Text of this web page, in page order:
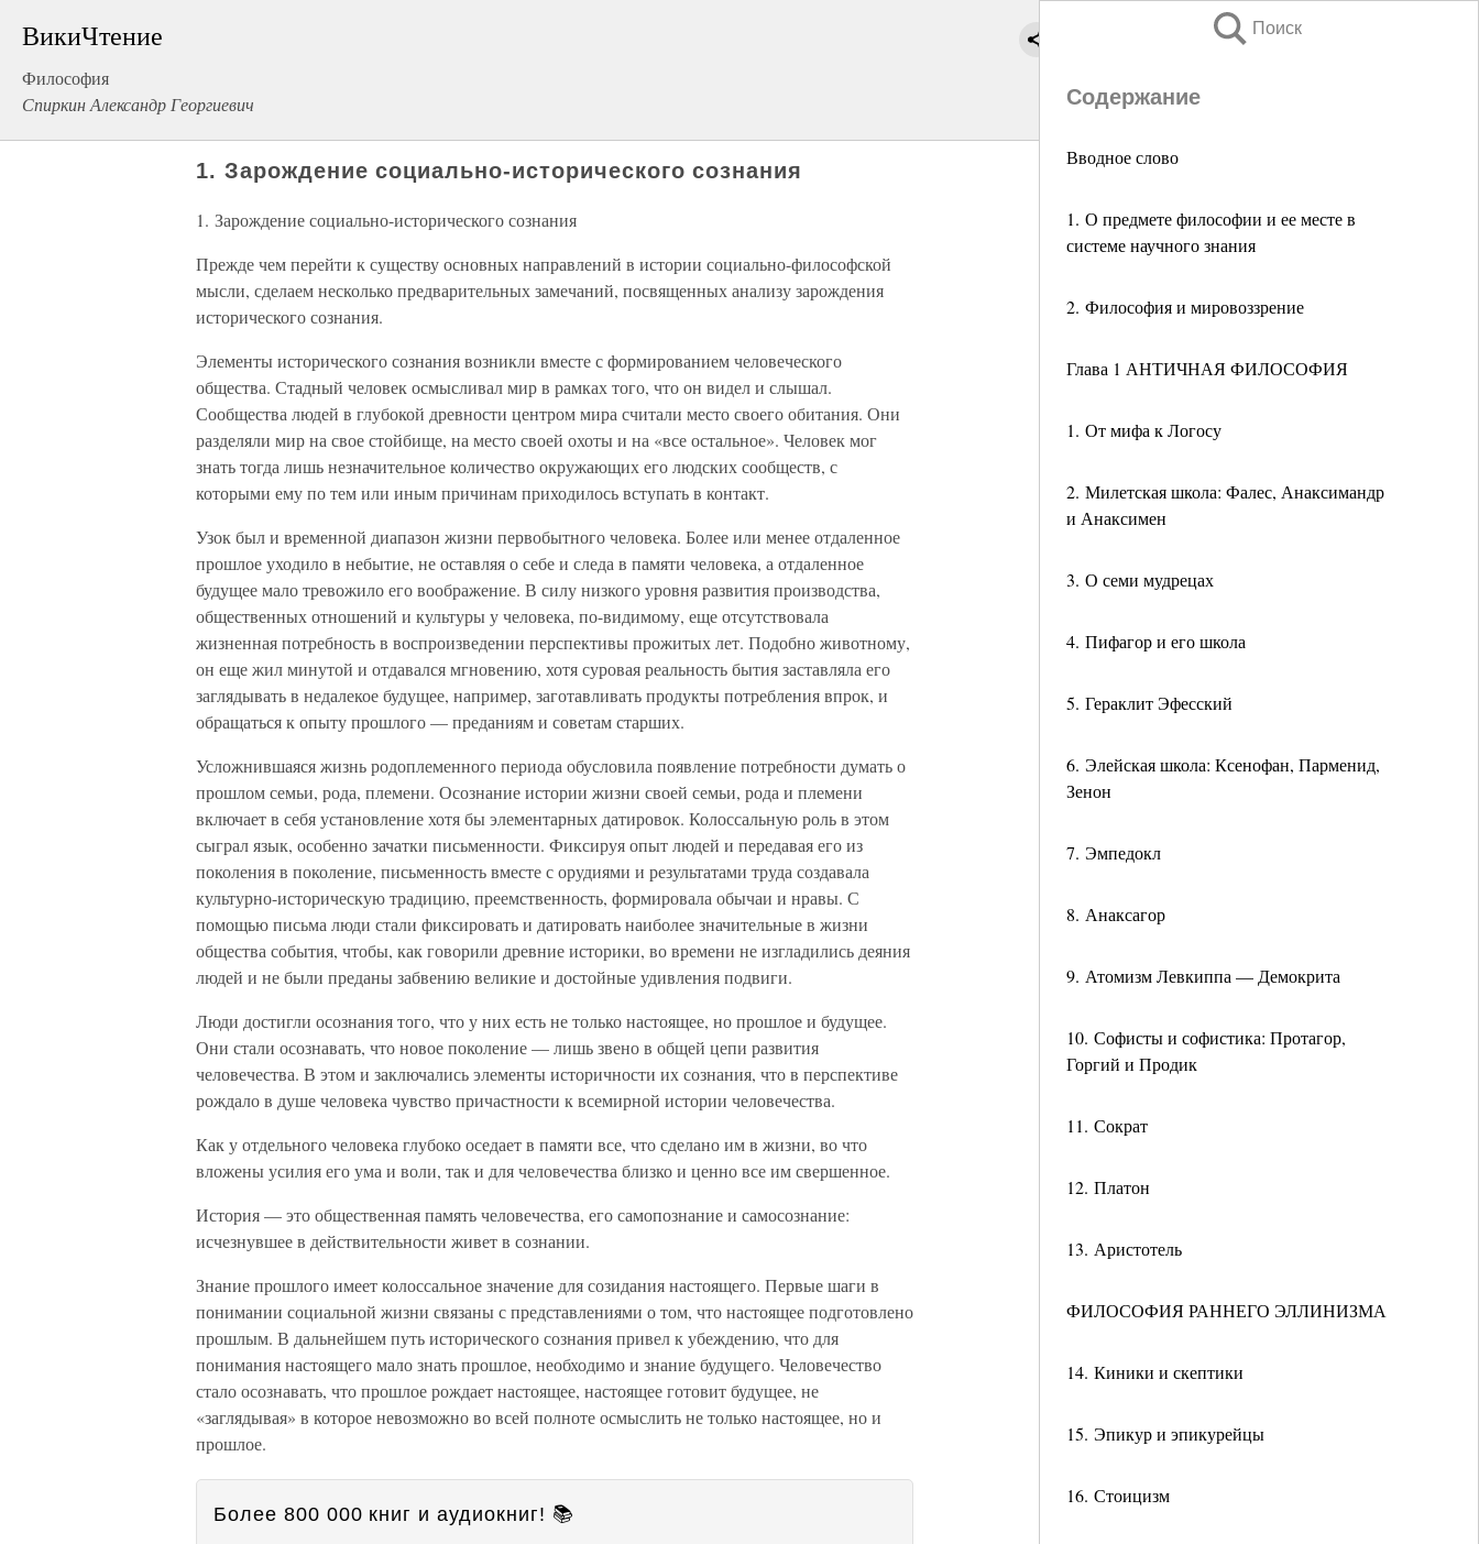
ВикиЧтение
Философия
Спиркин Александр Георгиевич
Поиск
Содержание
Вводное слово
1. О предмете философии и ее месте в
системе научного знания
2. Философия и мировоззрение
Глава 1 АНТИЧНАЯ ФИЛОСОФИЯ
1. От мифа к Логосу
2. Милетская школа: Фалес, Анаксимандр
и Анаксимен
3. О семи мудрецах
4. Пифагор и его школа
5. Гераклит Эфесский
6. Элейская школа: Ксенофан, Парменид,
Зенон
7. Эмпедокл
8. Анаксагор
9. Атомизм Левкиппа — Демокрита
10. Софисты и софистика: Протагор,
Горгий и Продик
11. Сократ
12. Платон
13. Аристотель
ФИЛОСОФИЯ РАННЕГО ЭЛЛИНИЗМА
14. Киники и скептики
15. Эпикур и эпикурейцы
16. Стоицизм
1. Зарождение социально-исторического сознания
1. Зарождение социально-исторического сознания
Прежде чем перейти к существу основных направлений в истории социально-философской
мысли, сделаем несколько предварительных замечаний, посвященных анализу зарождения
исторического сознания.
Элементы исторического сознания возникли вместе с формированием человеческого
общества. Стадный человек осмысливал мир в рамках того, что он видел и слышал.
Сообщества людей в глубокой древности центром мира считали место своего обитания. Они
разделяли мир на свое стойбище, на место своей охоты и на «все остальное». Человек мог
знать тогда лишь незначительное количество окружающих его людских сообществ, с
которыми ему по тем или иным причинам приходилось вступать в контакт.
Узок был и временной диапазон жизни первобытного человека. Более или менее отдаленное
прошлое уходило в небытие, не оставляя о себе и следа в памяти человека, а отдаленное
будущее мало тревожило его воображение. В силу низкого уровня развития производства,
общественных отношений и культуры у человека, по-видимому, еще отсутствовала
жизненная потребность в воспроизведении перспективы прожитых лет. Подобно животному,
он еще жил минутой и отдавался мгновению, хотя суровая реальность бытия заставляла его
заглядывать в недалекое будущее, например, заготавливать продукты потребления впрок, и
обращаться к опыту прошлого — преданиям и советам старших.
Усложнившаяся жизнь родоплеменного периода обусловила появление потребности думать о
прошлом семьи, рода, племени. Осознание истории жизни своей семьи, рода и племени
включает в себя установление хотя бы элементарных датировок. Колоссальную роль в этом
сыграл язык, особенно зачатки письменности. Фиксируя опыт людей и передавая его из
поколения в поколение, письменность вместе с орудиями и результатами труда создавала
культурно-историческую традицию, преемственность, формировала обычаи и нравы. С
помощью письма люди стали фиксировать и датировать наиболее значительные в жизни
общества события, чтобы, как говорили древние историки, во времени не изгладились деяния
людей и не были преданы забвению великие и достойные удивления подвиги.
Люди достигли осознания того, что у них есть не только настоящее, но прошлое и будущее.
Они стали осознавать, что новое поколение — лишь звено в общей цепи развития
человечества. В этом и заключались элементы историчности их сознания, что в перспективе
рождало в душе человека чувство причастности к всемирной истории человечества.
Как у отдельного человека глубоко оседает в памяти все, что сделано им в жизни, во что
вложены усилия его ума и воли, так и для человечества близко и ценно все им свершенное.
История — это общественная память человечества, его самопознание и самосознание:
исчезнувшее в действительности живет в сознании.
Знание прошлого имеет колоссальное значение для созидания настоящего. Первые шаги в
понимании социальной жизни связаны с представлениями о том, что настоящее подготовлено
прошлым. В дальнейшем путь исторического сознания привел к убеждению, что для
понимания настоящего мало знать прошлое, необходимо и знание будущего. Человечество
стало осознавать, что прошлое рождает настоящее, настоящее готовит будущее, не
«заглядывая» в которое невозможно во всей полноте осмыслить не только настоящее, но и
прошлое.
Более 800 000 книг и аудиокниг! 📚